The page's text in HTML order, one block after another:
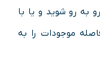
به رو شوید و یا با
موجودات را به